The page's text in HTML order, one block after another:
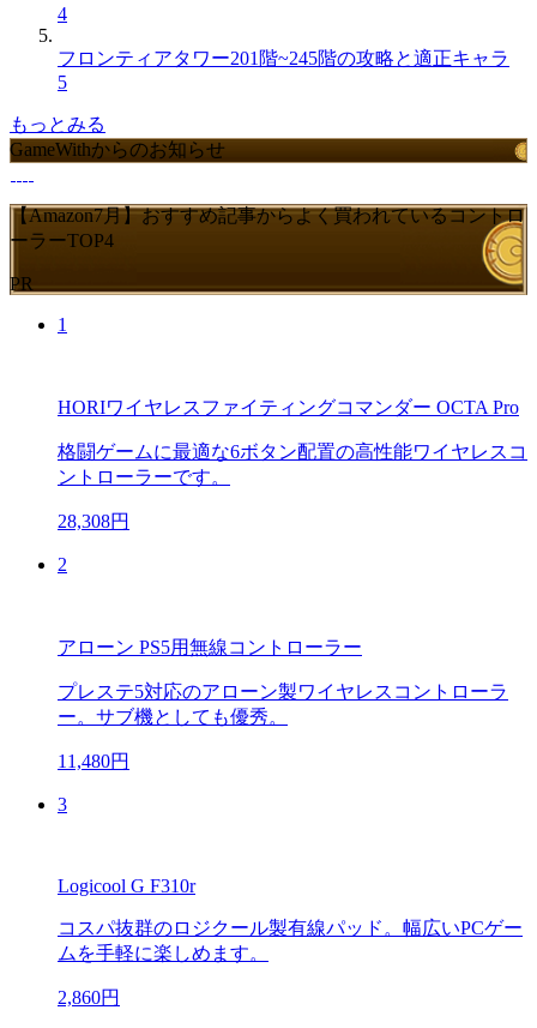
4
フロンティアタワー201階~245階の攻略と適正キャラ
5
もっとみる
GameWithからのお知らせ
【Amazon7月】おすすめ記事からよく買われているコントロ
ーラーTOP4
PR
1
HORIワイヤレスファイティングコマンダー OCTA Pro
格闘ゲームに最適な6ボタン配置の高性能ワイヤレスコ
ントローラーです。
28,308円
2
アローン PS5用無線コントローラー
プレステ5対応のアローン製ワイヤレスコントローラ
ー。サブ機としても優秀。
11,480円
3
Logicool G F310r
コスパ抜群のロジクール製有線パッド。幅広いPCゲー
ムを手軽に楽しめます。
2,860円